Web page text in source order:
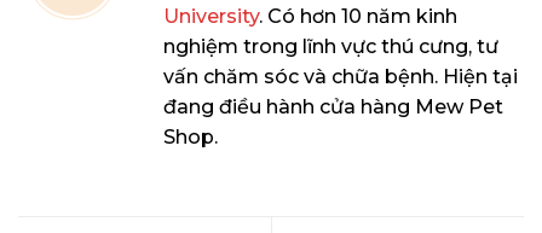
University. Có hơn 10 năm kinh
nghiệm trong lĩnh vực thú cưng, tư
vấn chăm sóc và chữa bệnh. Hiện tại
đang điều hành cửa hàng Mew Pet
Shop.